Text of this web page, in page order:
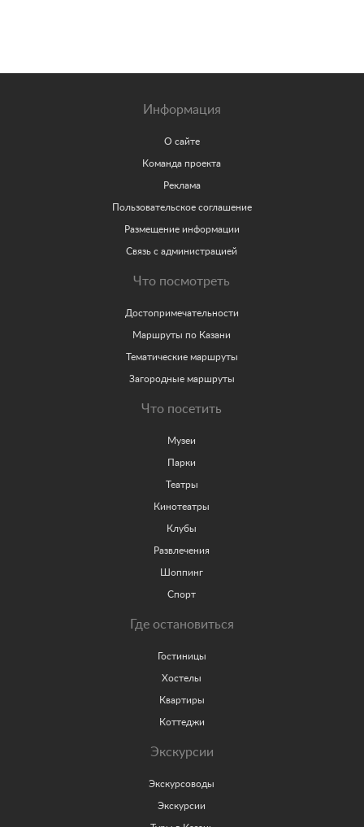
Информация
О сайте
Команда проекта
Реклама
Пользовательское соглашение
Размещение информации
Связь с администрацией
Что посмотреть
Достопримечательности
Маршруты по Казани
Тематические маршруты
Загородные маршруты
Что посетить
Музеи
Парки
Театры
Кинотеатры
Клубы
Развлечения
Шоппинг
Спорт
Где остановиться
Гостиницы
Хостелы
Квартиры
Коттеджи
Экскурсии
Экскурсоводы
Экскурсии